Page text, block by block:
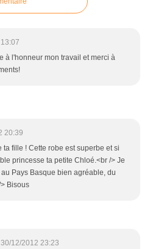
à l'honneur mon travail et merci à
20:39
ta fille ! Cette robe est superbe et si
princesse ta petite Chloé.<br /> Je
Pays Basque bien agréable, du
Bisous
30/12/2012 23:23